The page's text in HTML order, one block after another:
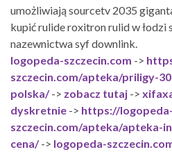
umożliwiają sourcetv 2035
kupić rulide roxitron rulid w łodzi
nazewnictwa syf downlink.
logopeda-szczecin.com ->
szczecin.com/apteka/priligy-
polska/-> zobacz tutaj ->
dyskretnie -> https://logopeda-
szczecin.com/apteka/apteka-
cena/-> logopeda-